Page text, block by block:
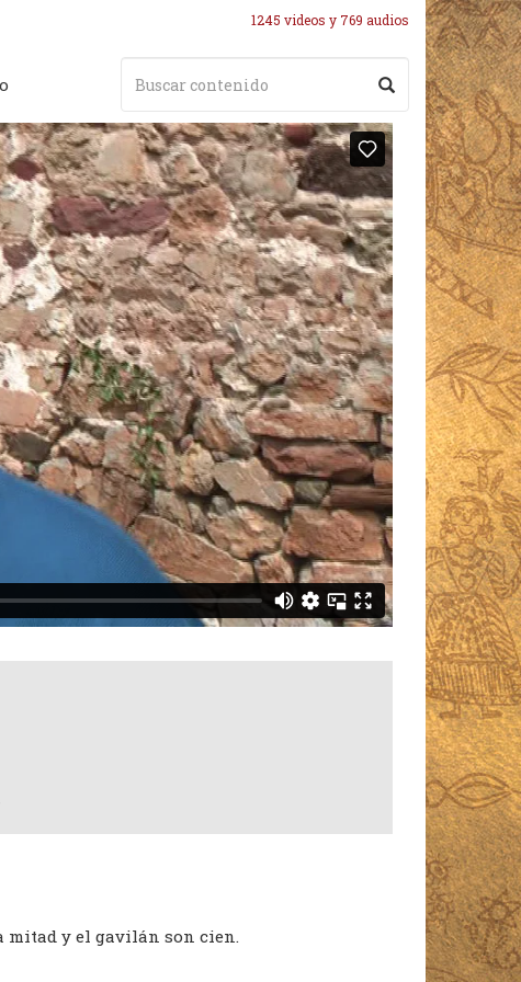
1245 videos y 769 audios
mitad y el gavilán son cien.